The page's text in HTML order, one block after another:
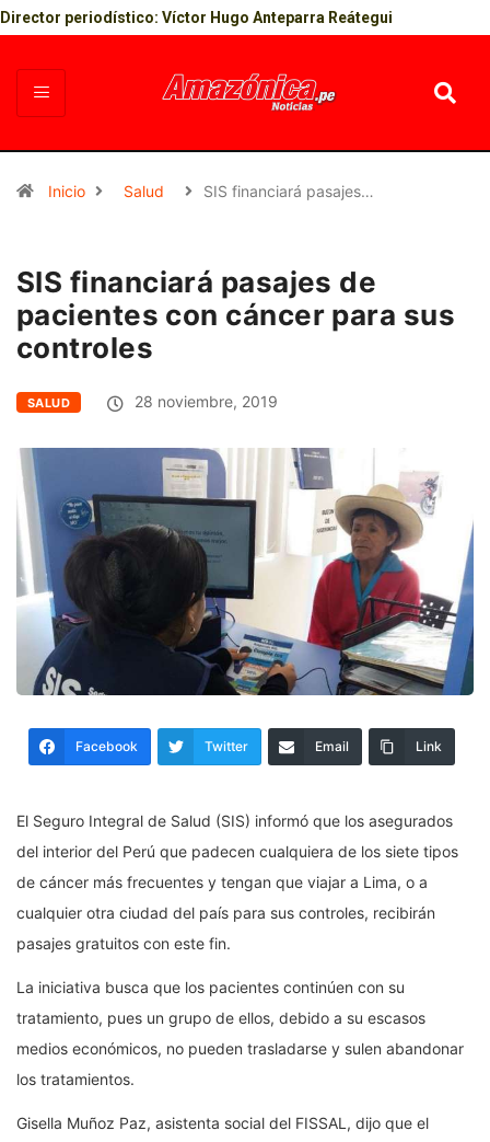
Director periodístico: Víctor Hugo Anteparra Reátegui
Inicio Salud SIS financiará pasajes…
SIS financiará pasajes de
pacientes con cáncer para sus
controles
SALUD 28 noviembre, 2019
Facebook Twitter Email Link
El Seguro Integral de Salud (SIS) informó que los asegurados
del interior del Perú que padecen cualquiera de los siete tipos
de cáncer más frecuentes y tengan que viajar a Lima, o a
cualquier otra ciudad del país para sus controles, recibirán
pasajes gratuitos con este fin.
La iniciativa busca que los pacientes continúen con su
tratamiento, pues un grupo de ellos, debido a su escasos
medios económicos, no pueden trasladarse y sulen abandonar
los tratamientos.
Gisella Muñoz Paz, asistenta social del FISSAL, dijo que el